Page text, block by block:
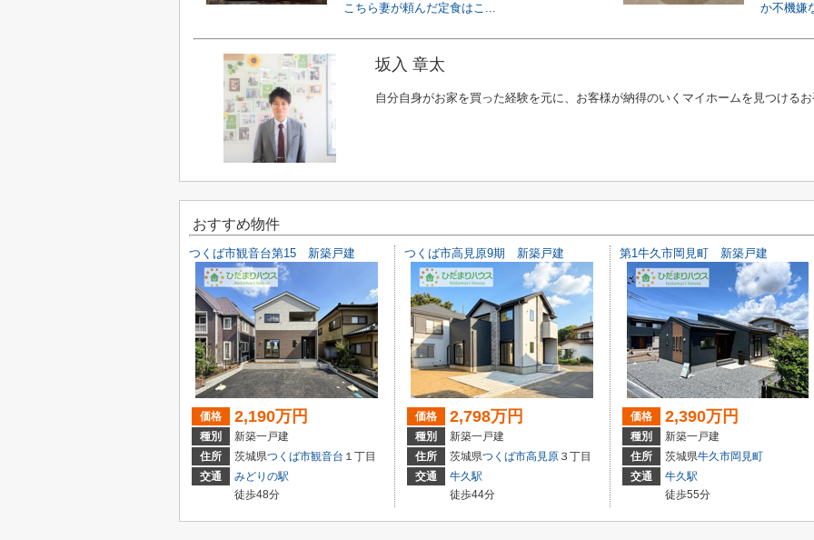
こちら妻が頼んだ定食はこ...
か不機嫌
坂入 章太
自分自身がお家を買った経験を元に、お客様が納得のいくマイホームを見つける
おすすめ物件
つくば市観音台第15 新築戸建
価格 2,190万円
種別
新築一戸建
住所
茨城県つくば市観音台 １丁目
交通
みどりの駅
徒歩48分
つくば市高見原9期 新築戸建
価格 2,798万円
種別
新築一戸建
住所
茨城県つくば市高見原 ３丁目
交通
牛久駅
徒歩44分
第1牛久市岡見町 新築戸建
価格 2,390万円
種別
新築一戸建
住所
茨城県牛久市岡見町
交通
牛久駅
徒歩55分